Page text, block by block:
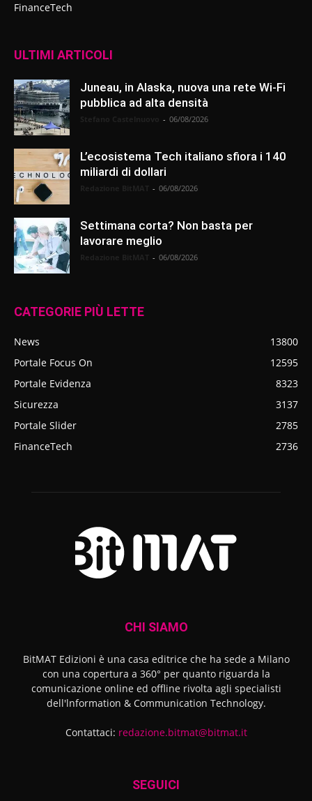
FinanceTech
ULTIMI ARTICOLI
Juneau, in Alaska, nuova una rete Wi-Fi
pubblica ad alta densità
- 06/08/2026
L’ecosistema Tech italiano sfiora i 140
miliardi di dollari
- 06/08/2026
Settimana corta? Non basta per
lavorare meglio
- 06/08/2026
CATEGORIE PIÙ LETTE
News
13800
Portale Focus On
12595
Portale Evidenza
8323
Sicurezza
3137
Portale Slider
2785
FinanceTech
2736
CHI SIAMO
BitMAT Edizioni è una casa editrice che ha sede a Milano
con una copertura a 360° per quanto riguarda la
comunicazione online ed offline rivolta agli specialisti
dell'lnformation & Communication Technology.
Contattaci: redazione.bitmat@bitmat.it
SEGUICI